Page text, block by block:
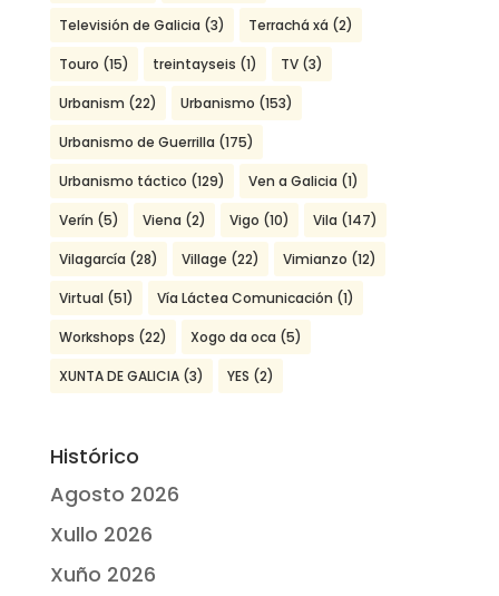
Televisión de Galicia (3) Terrachá xá (2)
Touro (15) treintayseis (1) TV(3)
Urbanism (22) Urbanismo (153)
Urbanismo de Guerrilla (175)
Urbanismo táctico (129) Ven a Galicia (1)
Verín (5) Viena (2) Vigo (10) Vila (147)
Vilagarcía (28) Village (22) Vimianzo (12)
Virtual (51) Vía Láctea Comunicación (1)
Workshops (22) Xogo da oca (5)
XUNTA DE GALICIA(3) YES (2)
Histórico
Agosto 2026
Xullo 2026
Xuño 2026